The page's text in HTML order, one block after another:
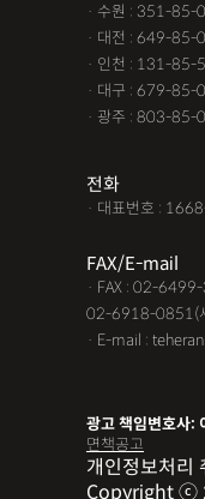
· 수원 : 351-85-
· 대전 : 649-85-
· 인천 : 131-85-
· 대구 : 679-85-
· 광주 : 803-85-
전화
· 대표번호 :
FAX/E-mail
· FAX : 02-
02-6918-0851(
· E-mail :
광고 책임변호사:
면책공고
개인정보처리
Copyright ⓒ